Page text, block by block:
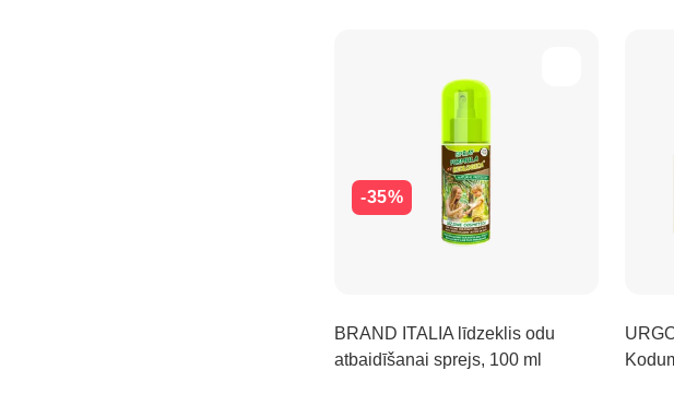
-35%
BRAND ITALIA līdzeklis odu
atbaidīšanai sprejs, 100 ml